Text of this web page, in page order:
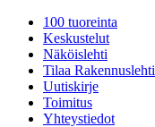
100 tuoreinta
Keskustelut
Näköislehti
Tilaa Rakennuslehti
Uutiskirje
Toimitus
Yhteystiedot